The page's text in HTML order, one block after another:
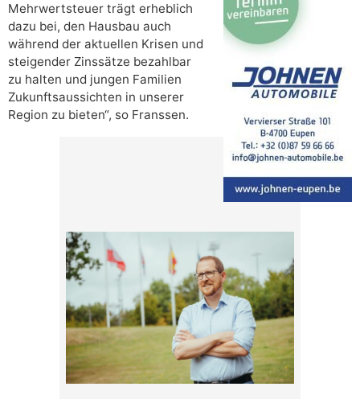
Mehrwertsteuer trägt erheblich
dazu bei, den Hausbau auch
während der aktuellen Krisen und
steigender Zinssätze bezahlbar
zu halten und jungen Familien
Zukunftsaussichten in unserer
Region zu bieten“, so Franssen.